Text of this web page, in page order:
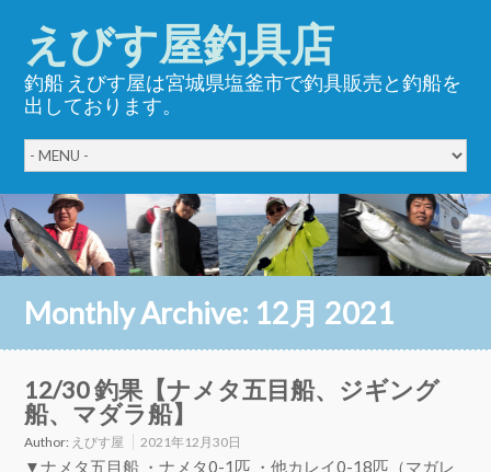
えびす屋釣具店
釣船 えびす屋は宮城県塩釜市で釣具販売と釣船を
出しております。
Monthly Archive: 12月 2021
12/30 釣果【ナメタ五目船、ジギング
船、マダラ船】
Author: えびす屋 2021年12月30日
▼ナメタ五目船 ・ナメタ0-1匹 ・他カレイ0-18匹（マガレ